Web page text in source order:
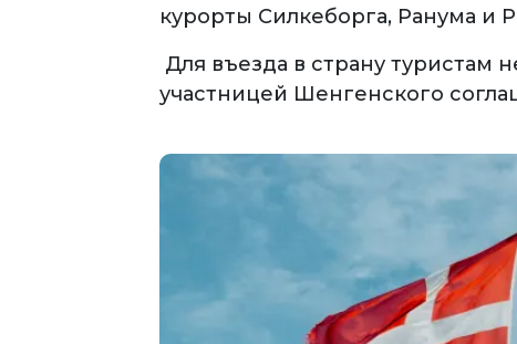
курорты Силкеборга, Ранума и
Для въезда в страну туристам
участницей Шенгенского